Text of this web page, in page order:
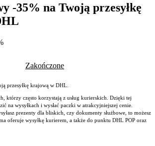
-35% na Twoją przesyłkę
Zakończone
przesyłkę krajową w DHL.
którzy często korzystają z usług kurierskich. Dzięki tej
na wysyłkach i wysłać paczki w atrakcyjniejszej cenie.
prezenty dla bliskich, czy dokumenty służbowe, to możesz
oferuje wysyłkę kurierem, a także do punktu DHL POP oraz